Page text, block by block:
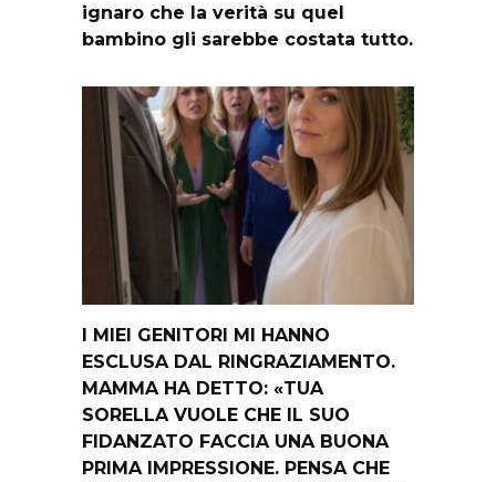
ignaro che la verità su quel
bambino gli sarebbe costata tutto.
I MIEI GENITORI MI HANNO
ESCLUSA DAL RINGRAZIAMENTO.
MAMMA HA DETTO: «TUA
SORELLA VUOLE CHE IL SUO
FIDANZATO FACCIA UNA BUONA
PRIMA IMPRESSIONE. PENSA CHE